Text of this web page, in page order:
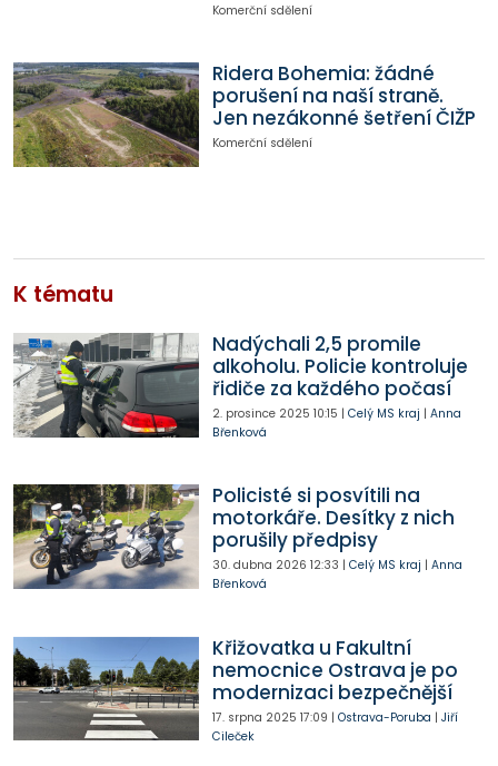
Komerční sdělení
Ridera Bohemia: žádné
porušení na naší straně.
Jen nezákonné šetření ČIŽP
Komerční sdělení
K tématu
Nadýchali 2,5 promile
alkoholu. Policie kontroluje
řidiče za každého počasí
2. prosince 2025 10:15 | Celý MS kraj | Anna
Břenková
Policisté si posvítili na
motorkáře. Desítky z nich
porušily předpisy
30. dubna 2026 12:33 | Celý MS kraj | Anna
Břenková
Křižovatka u Fakultní
nemocnice Ostrava je po
modernizaci bezpečnější
17. srpna 2025 17:09 | Ostrava-Poruba | Jiří
Cileček